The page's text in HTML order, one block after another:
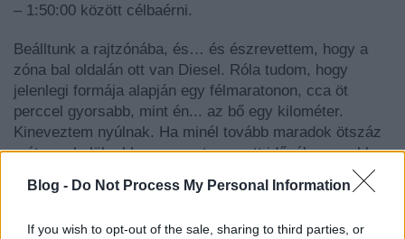
Blog - Do Not Process My Personal Information
If you wish to opt-out of the sale, sharing to third parties, or
– 1:50:00 között célbaérni.
Beálltunk a rajtzónába, és… és észrevettem, hogy a
zóna bal oldalán ott van Diesel. Róla tudom, hogy
jelenlegi formája alapján egy félmaratonon, cca öt
perccel gyorsabb, mint én... az bő egy kilométer.
Kineveztem nyúlnak. Ha minél tovább maradok ötszáz
méteren belül, akkor meg a tervezett időnél gyorsabban